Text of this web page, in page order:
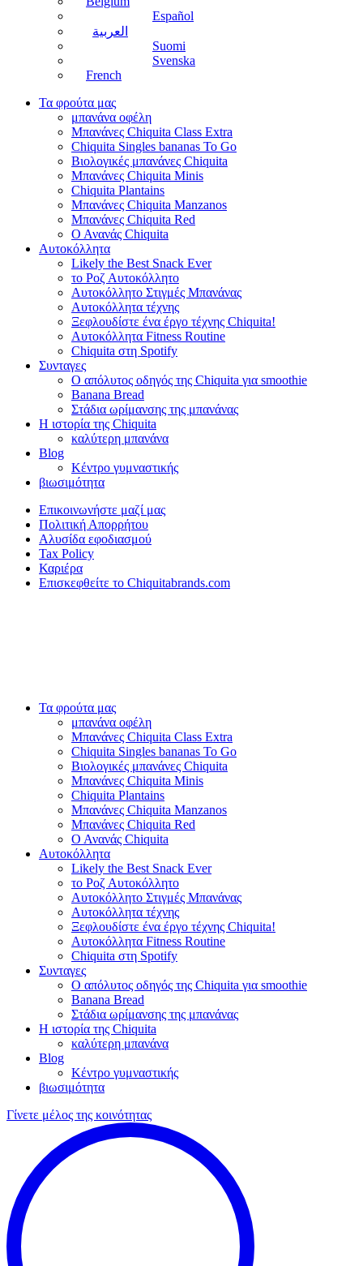
Español
العربية
Suomi
Svenska
French
Τα φρούτα μας
μπανάνα οφέλη
Μπανάνες Chiquita Class Extra
Chiquita Singles bananas To Go
Βιολογικές μπανάνες Chiquita
Μπανάνες Chiquita Minis
Chiquita Plantains
Μπανάνες Chiquita Manzanos
Μπανάνες Chiquita Red
Ο Ανανάς Chiquita
Αυτοκόλλητα
Likely the Best Snack Ever
το Ροζ Αυτοκόλλητο
Αυτοκόλλητο Στιγμές Μπανάνας
Αυτοκόλλητα τέχνης
Ξεφλουδίστε ένα έργο τέχνης Chiquita!
Αυτοκόλλητα Fitness Routine
Chiquita στη Spotify
Συνταγες
Ο απόλυτος οδηγός της Chiquita για smoothie
Banana Bread
Στάδια ωρίμανσης της μπανάνας
Η ιστορία της Chiquita
καλύτερη μπανάνα
Blog
Κέντρο γυμναστικής
βιωσιμότητα
Επικοινωνήστε μαζί μας
Πολιτική Απορρήτου
Αλυσίδα εφοδιασμού
Tax Policy
Καριέρα
Επισκεφθείτε το Chiquitabrands.com
Τα φρούτα μας
μπανάνα οφέλη
Μπανάνες Chiquita Class Extra
Chiquita Singles bananas To Go
Βιολογικές μπανάνες Chiquita
Μπανάνες Chiquita Minis
Chiquita Plantains
Μπανάνες Chiquita Manzanos
Μπανάνες Chiquita Red
Ο Ανανάς Chiquita
Αυτοκόλλητα
Likely the Best Snack Ever
το Ροζ Αυτοκόλλητο
Αυτοκόλλητο Στιγμές Μπανάνας
Αυτοκόλλητα τέχνης
Ξεφλουδίστε ένα έργο τέχνης Chiquita!
Αυτοκόλλητα Fitness Routine
Chiquita στη Spotify
Συνταγες
Ο απόλυτος οδηγός της Chiquita για smoothie
Banana Bread
Στάδια ωρίμανσης της μπανάνας
Η ιστορία της Chiquita
καλύτερη μπανάνα
Blog
Κέντρο γυμναστικής
βιωσιμότητα
Γίνετε μέλος της κοινότητας